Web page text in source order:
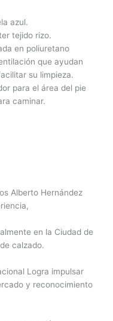
azul.
tejido rizo.
en poliuretano
que ayudan
su limpieza.
para el área del pie
caminar.
Alberto Hernández
en la Ciudad de
calzado.
Logra impulsar
y reconocimiento